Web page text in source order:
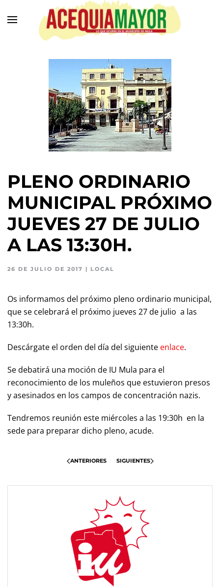
principal
PLENO ORDINARIO
MUNICIPAL PRÓXIMO
JUEVES 27 DE JULIO
A LAS 13:30H.
26 DE JULIO DE 2017 | LOCAL
Os informamos del próximo pleno ordinario municipal,
que se celebrará el próximo jueves 27 de julio a las
13:30h.
Descárgate el orden del día del siguiente enlace.
Se debatirá una moción de IU Mula para el
reconocimiento de los muleños que estuvieron presos
y asesinados en los campos de concentración nazis.
Tendremos reunión este miércoles a las 19:30h en la
sede para preparar dicho pleno, acude.
ANTERIORES SIGUIENTES